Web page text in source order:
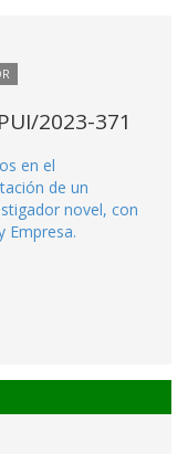
2023-371
en el
de un
novel, con
Empresa.